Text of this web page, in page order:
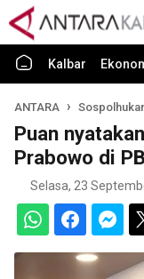
Kalbar
ANTARA
Puan
Prabowo di
Selasa, 23